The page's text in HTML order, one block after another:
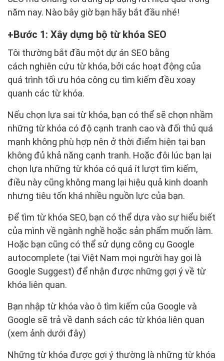
năm nay. Nào bây giờ bạn hãy bắt đầu nhé!
Bước 1: Xây dựng bộ từ khóa SEO
Tôi thường bắt đầu một dự án SEO bằng
cách nghiên cứu từ khóa, bởi các hoạt động của
quá trình tối ưu hóa công cụ tìm kiếm đều xoay
quanh các từ khóa.
Nếu chọn lựa sai từ khóa, bạn có thể sẽ chọn nhầm
những từ khóa có độ cạnh tranh cao và đối thủ quá
mạnh không phù hợp nên ở thời điểm hiện tại bạn
không đủ khả năng cạnh tranh. Hoặc đôi lúc bạn lại
chọn lựa những từ khóa có quá ít lượt tìm kiếm,
điều này cũng không mang lại hiệu quả kinh doanh
nhưng tiêu tốn khá nhiều nguồn lực của bạn.
Để tìm từ khóa SEO, bạn có thể dựa vào sự hiểu biết
của mình về ngành nghề hoặc sản phẩm muốn làm.
Hoặc bạn cũng có thể sử dụng công cụ Google
autocomplete (tại Việt Nam mọi người hay gọi là
Google Suggest) để nhận được những gợi ý về từ
khóa liên quan.
Bạn nhập từ khóa vào ô tìm kiếm của Google và
Google sẽ trả về danh sách các từ khóa liên quan
(xem ảnh dưới đây)
Những từ khóa được gợi ý thường là những từ khóa